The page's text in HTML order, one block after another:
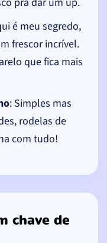
é meu segredo,
frescor incrível.
que fica mais
: Simples mas
rodelas de
com tudo!
chave de